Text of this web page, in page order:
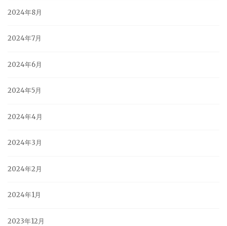
2024年8月
2024年7月
2024年6月
2024年5月
2024年4月
2024年3月
2024年2月
2024年1月
2023年12月